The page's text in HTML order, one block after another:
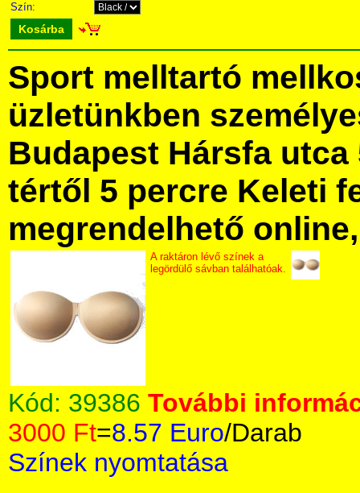
Szín:
Kosárba
Sport melltartó
üzletünkben
Budapest Hársfa utca
tértől 5 percre Keleti
megrendelhető
A raktáron lévő színek a
legördülő sávban találhatóak.
Kód: 39386 További
3000 Ft=8.57 Euro/Darab
Színek nyomtatása